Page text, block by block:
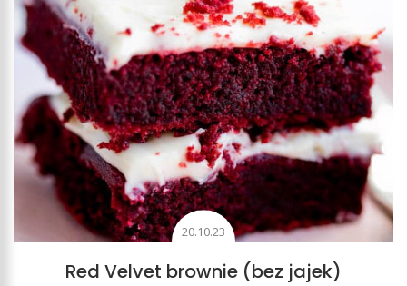
20.10.23
Red Velvet brownie (bez jajek)